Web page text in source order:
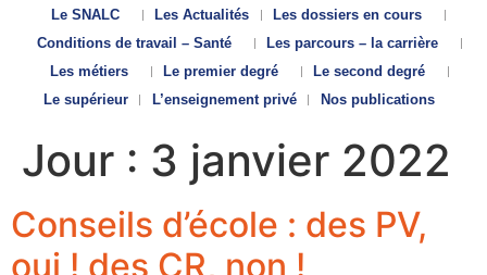
Le SNALC Les Actualités
Les dossiers en cours
Conditions de travail – Santé
Les parcours – la carrière
Les métiers
Le premier degré
Le second degré
Le supérieur
L’enseignement privé Nos publications
Jour : 3 janvier 2022
Conseils d’école : des PV,
oui ! des CR, non !